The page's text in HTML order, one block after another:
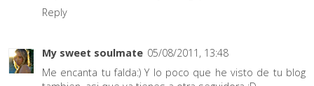
Reply
My sweet soulmate 05/08/2011, 13:48
Me encanta tu falda:) Y lo poco que he visto de tu blog